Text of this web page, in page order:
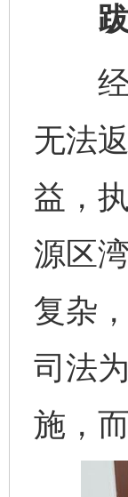
跋
经
无法
益，
源区
复杂
司法
施，